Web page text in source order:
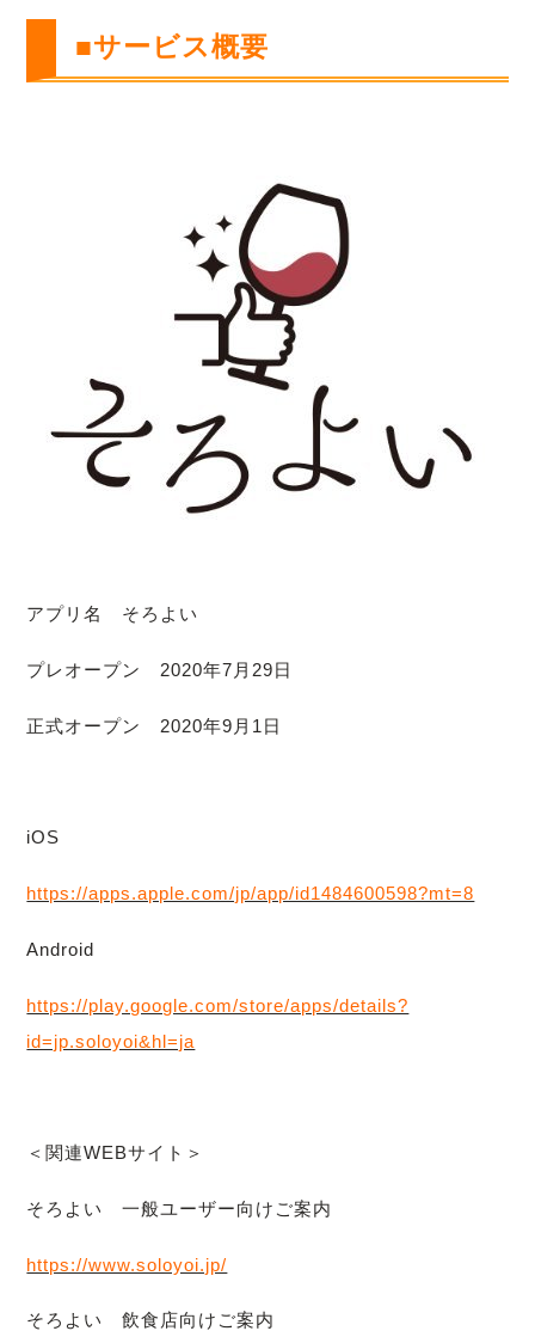
■サービス概要
アプリ名 そろよい
プレオープン 2020年7月29日
正式オープン 2020年9月1日
iOS
https://apps.apple.com/jp/app/id1484600598?mt=8
Android
https://play.google.com/store/apps/details?
id=jp.soloyoi&hl=ja
＜関連WEBサイト＞
そろよい 一般ユーザー向けご案内
https://www.soloyoi.jp/
そろよい 飲食店向けご案内